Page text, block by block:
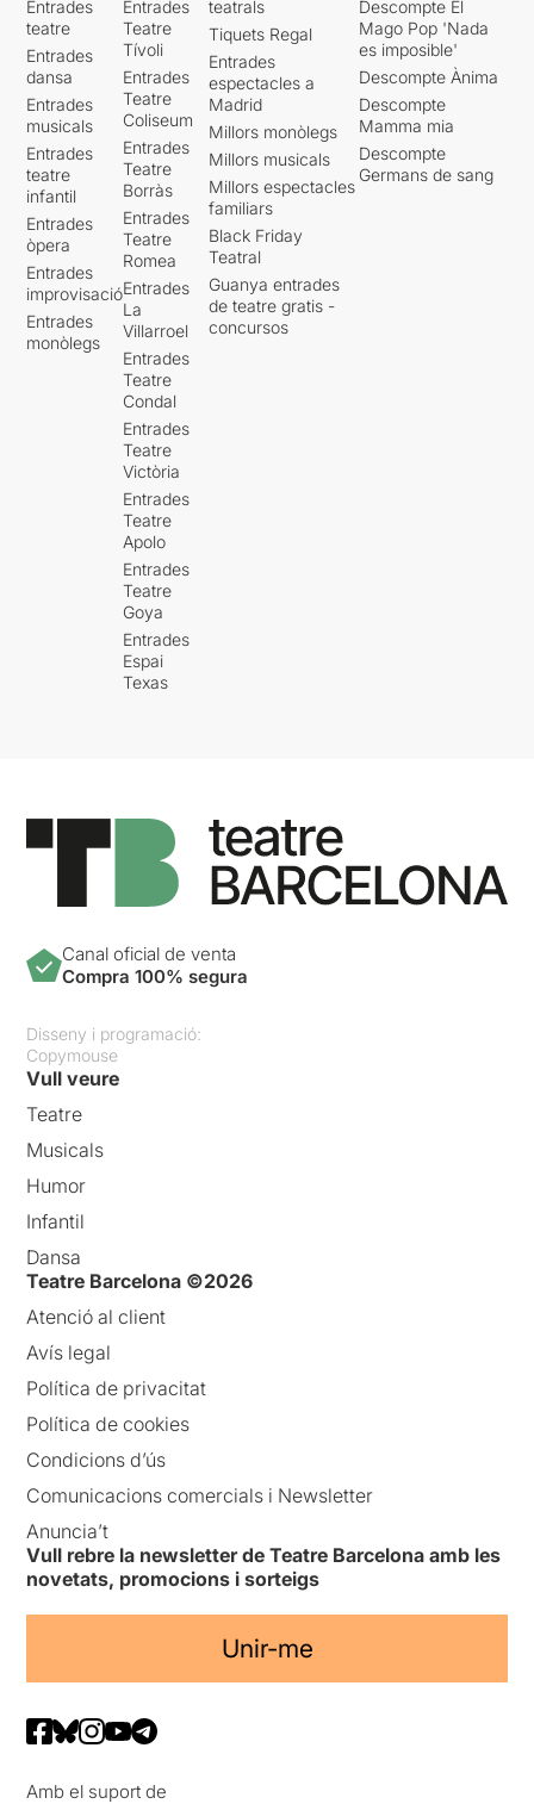
passant, però veiem la
mateixa repressió per no
deixar ser com volem ser.
No deixis escapar
l'oportunitat de submergir-te
en aquesta proposta única,
que segur deixarà una
marca indeleble en la teva
memòria. Fumant o no,
t'esperen al teatre!
Pots veure la meva opinió a
l'enllaç
Entrades
teatre
Entrades
dansa
Entrades
musicals
Entrades
teatre
infantil
Entrades
òpera
Entrades
improvisació
Entrades
monòlegs
Entrades
Teatre
Tívoli
Entrades
Teatre
Coliseum
Entrades
Teatre
Borràs
Entrades
Teatre
Romea
Entrades
La
Villarroel
Entrades
Teatre
Condal
Entrades
Teatre
Victòria
Entrades
Teatre
Apolo
Entrades
Teatre
Goya
Entrades
Espai
Texas
teatrals
Tiquets Regal
Entrades
espectacles a
Madrid
Millors monòlegs
Millors musicals
Millors espectacles
familiars
Black Friday
Teatral
Guanya entrades
de teatre gratis -
concursos
Descompte El
Mago Pop 'Nada
es imposible'
Descompte Ànima
Descompte
Mamma mia
Descompte
Germans de sang
Canal oficial de venta
Compra 100% segura
Disseny i programació:
Copymouse
Vull veure
Teatre
Musicals
Humor
Infantil
Dansa
Teatre Barcelona ©2026
Atenció al client
Avís legal
Política de privacitat
Política de cookies
Condicions d’ús
Comunicacions comercials i Newsletter
Anuncia’t
Vull rebre la newsletter de Teatre Barcelona amb les
novetats, promocions i sorteigs
Unir-me
Amb el suport de